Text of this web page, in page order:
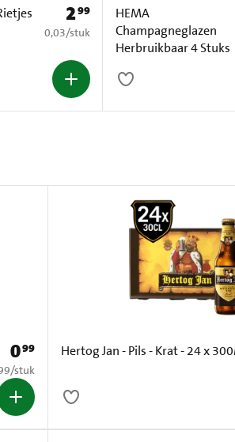
Prijs: € 2,99
299
€ 0,03 per stuk
0,03/stuk
HEMA
Champagneglazen
Herbruikbaar 4 Stuks
Prijs: € 0,99
099
per stuk
/stuk
Hertog Jan - Pils - Krat - 24 x